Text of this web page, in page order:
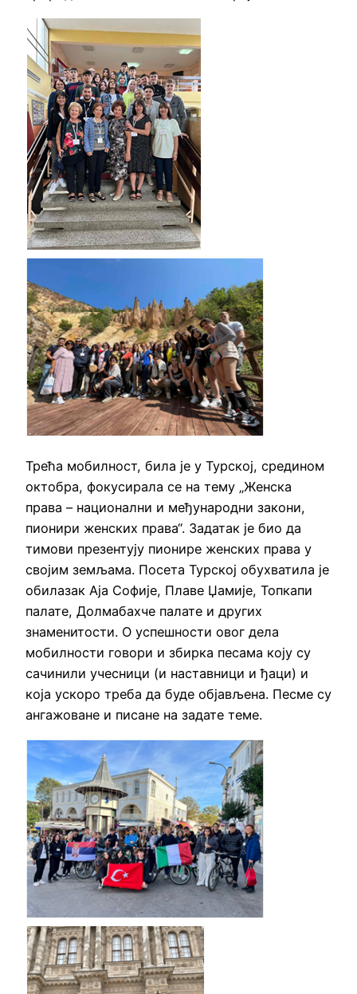
Трећа мобилност, била је у Турској, средином
октобра, фокусирала се на тему „Женска
права – национални и међународни закони,
пионири женских права“. Задатак је био да
тимови презентују пионире женских права у
својим земљама. Посета Турској обухватила је
обилазак Аја Софије, Плаве Џамије, Топкапи
палате, Долмабахче палате и других
знаменитости. О успешности овог дела
мобилности говори и збирка песама коју су
сачинили учесници (и наставници и ђаци) и
која ускоро треба да буде објављена. Песме су
ангажоване и писане на задате теме.